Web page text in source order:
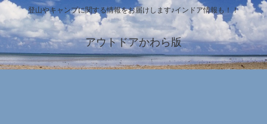
登山やキャンプに関する情報をお届けします♪インドア情報も！！
アウトドアかわら版